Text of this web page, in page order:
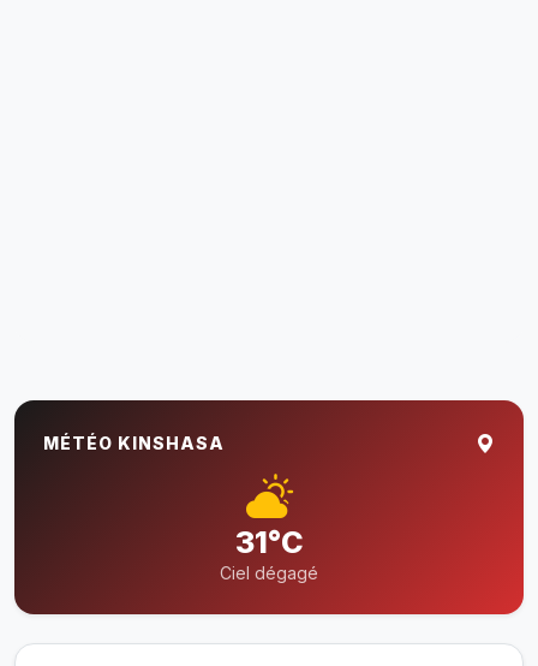
MÉTÉO KINSHASA
31°C
Ciel dégagé